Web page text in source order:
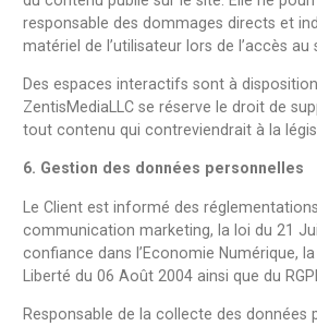
responsable des dommages directs et
matériel de l’utilisateur lors de l’accès au
Des espaces interactifs sont à
ZentisMediaLLC se réserve le droit de
tout contenu qui contreviendrait à la
6. Gestion des données personnelles
Le Client est informé des
communication marketing, la loi du 21
confiance dans l’Economie Numérique,
Liberté du 06 Août 2004 ainsi que du
Responsable de la collecte des données